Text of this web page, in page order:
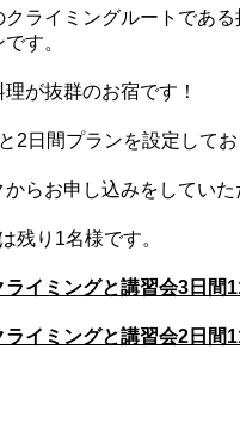
クライミングルートであ
す。
が抜群のお宿です！
2日間プランを設定してお
らお申し込みをしていた
残り1名様です。
ライミングと講習会3日間
ライミングと講習会2日間